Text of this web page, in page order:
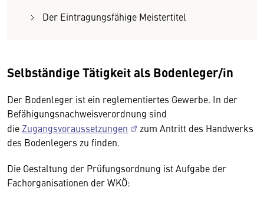
Der Eintragungsfähige Meistertitel
Selbständige Tätigkeit als Bodenleger/in
Der Bodenleger ist ein reglementiertes Gewerbe. In der
Befähigungsnachweisverordnung sind
die Zugangsvoraussetzungen
zum Antritt des Handwerks
des Bodenlegers zu finden.
Die Gestaltung der Prüfungsordnung ist Aufgabe der
Fachorganisationen der WKÖ: